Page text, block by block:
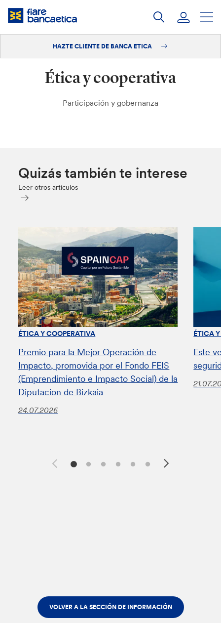
Saltar
Hazte cliente
HAZTE CLIENTE DE BANCA ETICA
Ética y cooperativa
Participación y gobernanza
Quizás también te interese
Leer otros artículos
ÉTICA Y COOPERATIVA
Premio para la Mejor Operación de
Impacto, promovida por el Fondo FEIS
(Emprendimiento e Impacto Social) de la
Diputacion de Bizkaia
24.07.2026
ÉTICA
Este
VOLVER A LA SECCIÓN DE INFORMACIÓN